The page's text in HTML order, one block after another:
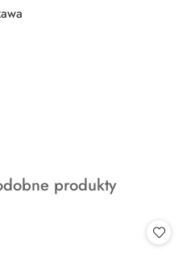
produkty